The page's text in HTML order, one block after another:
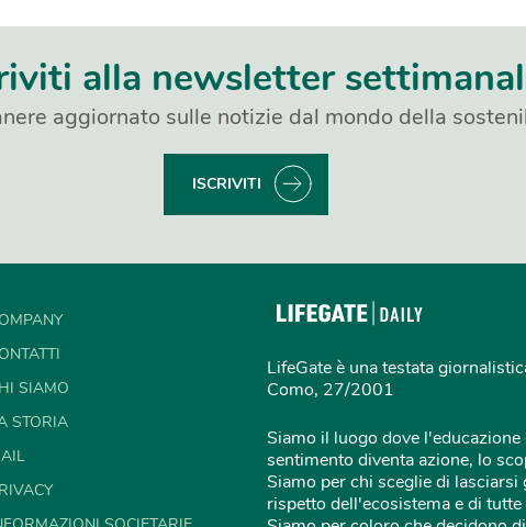
alla newsletter
aggiornato sulle notizie dal mondo della
ISCRIVITI
SIAMO
STORIA
LifeGate è una testata
Como, 27/2001
Siamo il luogo dove
sentimento diventa azione, lo
Siamo per chi sceglie di
rispetto dell'ecosistema e di